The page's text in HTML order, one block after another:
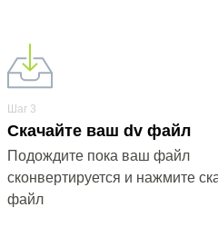
Шаг 3
Скачайте ваш dv файл
Подождите пока ваш файл
сконвертируется и нажмите
файл